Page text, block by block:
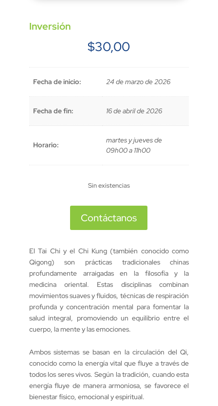
Inversión
$30,00
Fecha de inicio: 24 de marzo de 2026
Fecha de fin: 16 de abril de 2026
Horario:
martes y jueves de
09h00 a 11h00
Sin existencias
Contáctanos
El Tai Chi y el Chi Kung (también conocido como
Qigong) son prácticas tradicionales chinas
profundamente arraigadas en la filosofía y la
medicina oriental. Estas disciplinas combinan
movimientos suaves y fluidos, técnicas de respiración
profunda y concentración mental para fomentar la
salud integral, promoviendo un equilibrio entre el
cuerpo, la mente y las emociones.
Ambos sistemas se basan en la circulación del Qi,
conocido como la energía vital que fluye a través de
todos los seres vivos. Según la tradición, cuando esta
energía fluye de manera armoniosa, se favorece el
bienestar físico, emocional y espiritual.